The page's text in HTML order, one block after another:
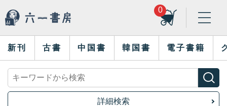
0
新刊 古書 中国書 韓国書 電子書籍
詳細検索